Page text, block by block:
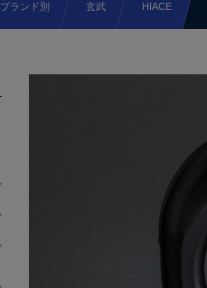
ブランド別 玄武 HIACE